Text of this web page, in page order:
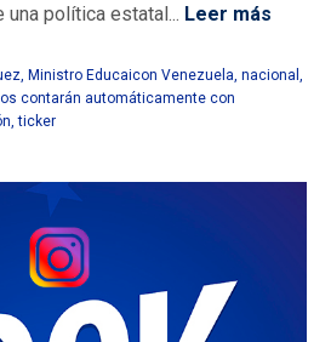
política estatal... Leer más
, Ministro Educaicon Venezuela, nacional ,
contarán automáticamente con
,ticker